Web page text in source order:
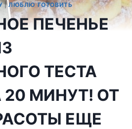
|ЛЮБЛЮ ГОТОВИТЬ
ПЕЧЕНЬЕ
ТЕСТА
20 МИНУТ! ОТ
ЕЩЕ